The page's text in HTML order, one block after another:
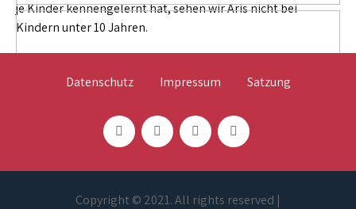
je Kinder kennengelernt hat, sehen wir Aris nicht bei
Kindern unter 10 Jahren.
Datenschutz Impressum Satzung
Copyright © 2021. All rights reserved |